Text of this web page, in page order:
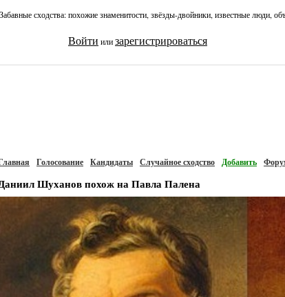
Забавные сходства: похожие знаменитости, звёзды-двойники, известные люди,
Войти или зарегистрироваться
Голосование Кандидаты Случайное сходство Добавить
Шуханов похож на Павла Палена